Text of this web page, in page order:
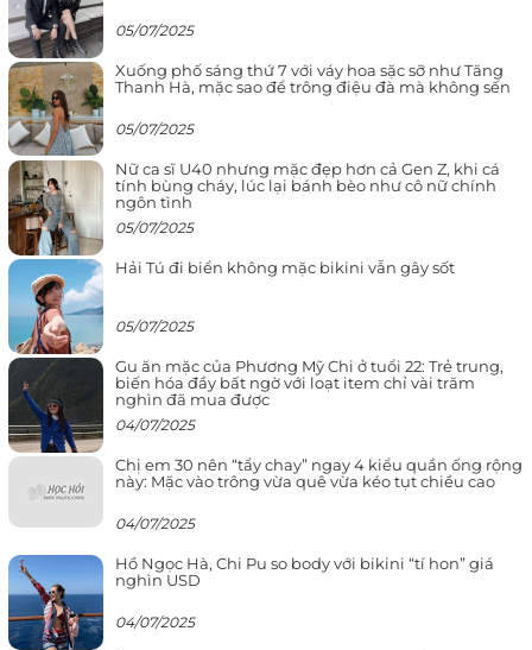
05/07/2025
Xuống phố sáng thứ 7 với váy hoa sặc sỡ như Tăng
Thanh Hà, mặc sao để trông điệu đà mà không sến
05/07/2025
Nữ ca sĩ U40 nhưng mặc đẹp hơn cả Gen Z, khi cá
tính bùng cháy, lúc lại bánh bèo như cô nữ chính
ngôn tình
05/07/2025
Hải Tú đi biển không mặc bikini vẫn gây sốt
05/07/2025
Gu ăn mặc của Phương Mỹ Chi ở tuổi 22: Trẻ trung,
biến hóa đầy bất ngờ với loạt item chỉ vài trăm
nghìn đã mua được
04/07/2025
Chị em 30 nên “tẩy chay” ngay 4 kiểu quần ống rộng
này: Mặc vào trông vừa quê vừa kéo tụt chiều cao
04/07/2025
Hồ Ngọc Hà, Chi Pu so body với bikini “tí hon” giá
nghìn USD
04/07/2025